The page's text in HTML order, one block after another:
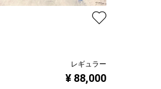
レギュラー
¥ 88,000